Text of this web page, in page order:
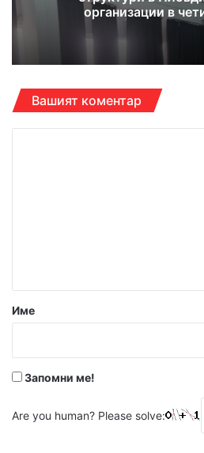
организации в
Вашият коментар
р
Име
Запомни ме!
Are you human? Please solve: